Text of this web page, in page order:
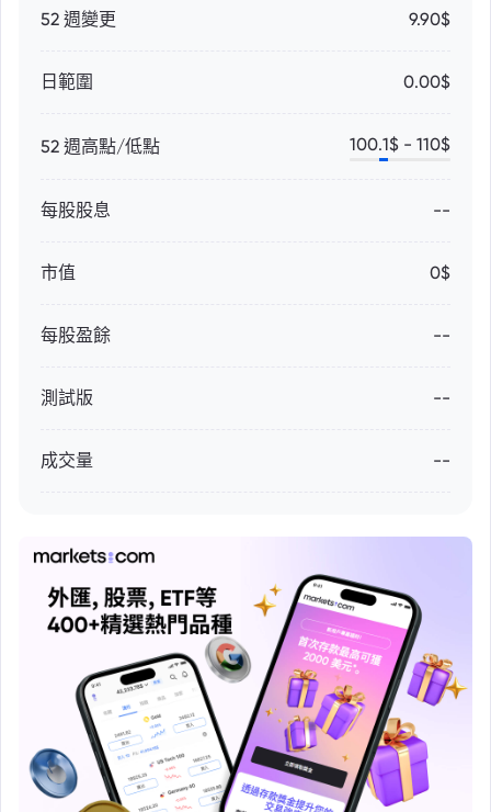
52 週變更 9.90$
日範圍 0.00$
52 週高點/低點 100.1$ - 110$
每股股息 --
市值 0$
每股盈餘 --
測試版 --
成交量 --